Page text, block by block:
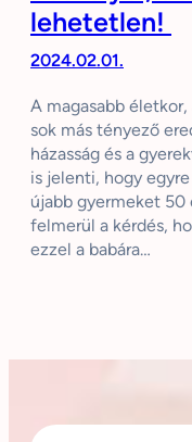
lehetetlen!
2024.02.01.
A magasabb
sok más tényező
házasság és a
is jelenti, hogy
újabb gyermeket 50
felmerül a kérdés,
ezzel a babára…